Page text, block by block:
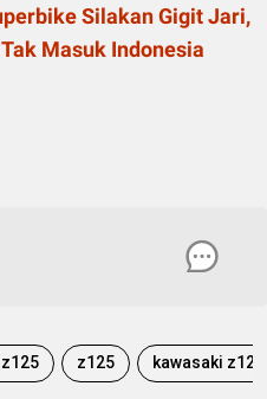
Silakan Gigit Jari,
Masuk Indonesia
z125 kawasaki